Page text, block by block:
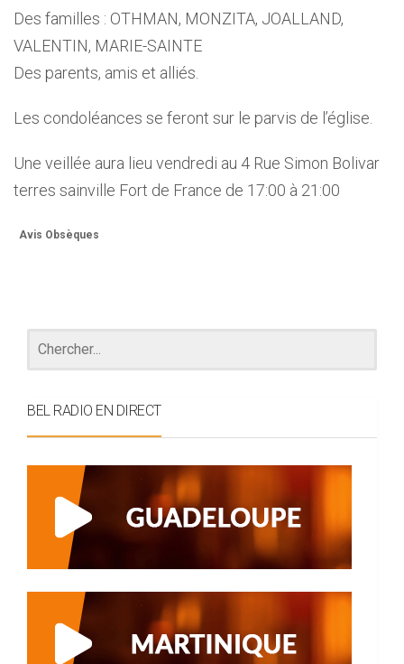
Des familles : OTHMAN, MONZITA, JOALLAND,
VALENTIN, MARIE-SAINTE
Des parents, amis et alliés.
Les condoléances se feront sur le parvis de l’église.
Une veillée aura lieu vendredi au 4 Rue Simon Bolivar
terres sainville Fort de France de 17:00 à 21:00
Avis Obsèques
BEL RADIO EN DIRECT